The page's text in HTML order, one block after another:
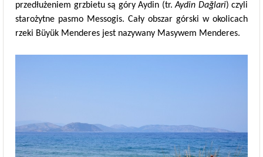
przedłużeniem grzbietu są góry Aydin (tr.Aydin Dağlari) czyli
starożytne pasmo Messogis. Cały obszar górski w okolicach
rzeki Büyük Menderes jest nazywany Masywem Menderes.